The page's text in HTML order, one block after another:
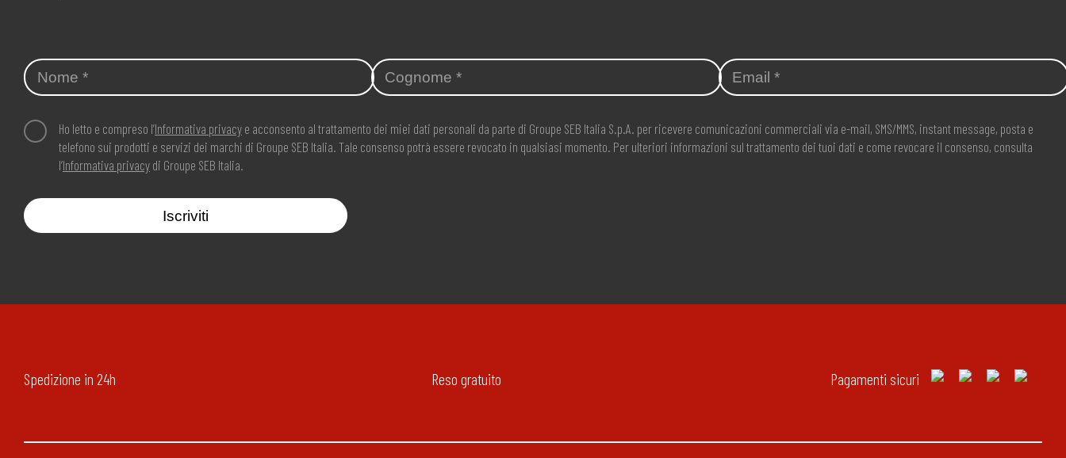
Ho letto e compreso l’Informativa privacy e acconsento al trattamento dei miei dati personali da parte di Groupe SEB Italia S.p.A. per ricevere comunicazioni commerciali via e-mail, SMS/MMS, instant message, posta e
telefono sui prodotti e servizi dei marchi di Groupe SEB Italia. Tale consenso potrà essere revocato in qualsiasi momento. Per ulteriori informazioni sul trattamento dei tuoi dati e come revocare il consenso, consulta
l’Informativa privacy di Groupe SEB Italia.
Iscriviti
Spedizione in 24h Reso gratuito Pagamenti sicuri